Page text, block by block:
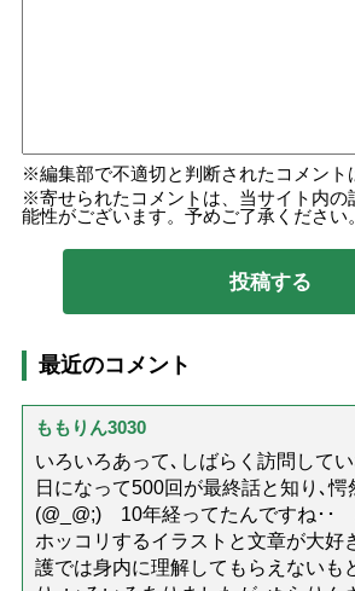
編集部で不適切と判断されたコメント
寄せられたコメントは、当サイト内の
能性がございます。予めご了承ください。
最近のコメント
ももりん3030
いろいろあって､しばらく訪問して
日になって500回が最終話と知り､愕
(@_@;) 10年経ってたんですね･･
ホッコリするイラストと文章が大
護では身内に理解してもらえないも